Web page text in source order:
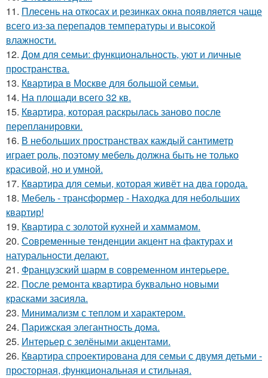
11. Плесень на откосах и резинках окна появляется чаще
всего из-за перепадов температуры и высокой
влажности.
12. Дом для семьи: функциональность, уют и личные
пространства.
13. Квартира в Москве для большой семьи.
14. На площади всего 32 кв.
15. Квартира, которая раскрылась заново после
перепланировки.
16. В небольших пространствах каждый сантиметр
играет роль, поэтому мебель должна быть не только
красивой, но и умной.
17. Квартира для семьи, которая живёт на два города.
18. Мебель - трансформер - Находка для небольших
квартир!
19. Квартира с золотой кухней и хаммамом.
20. Современные тенденции акцент на фактурах и
натуральности делают.
21. Французский шарм в современном интерьере.
22. После ремонта квартира буквально новыми
красками засияла.
23. Минимализм с теплом и характером.
24. Парижская элегантность дома.
25. Интерьер с зелёными акцентами.
26. Квартира спроектирована для семьи с двумя детьми -
просторная, функциональная и стильная.